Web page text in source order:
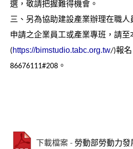
選，敬請把握難得機會。
三、另為協助建設產業辦理在職
申請之企業員工或產業專班，請至
(https://bimstudio.tabc.org.tw/)報
86676111#208 。
下載檔案 - 勞動部勞動力